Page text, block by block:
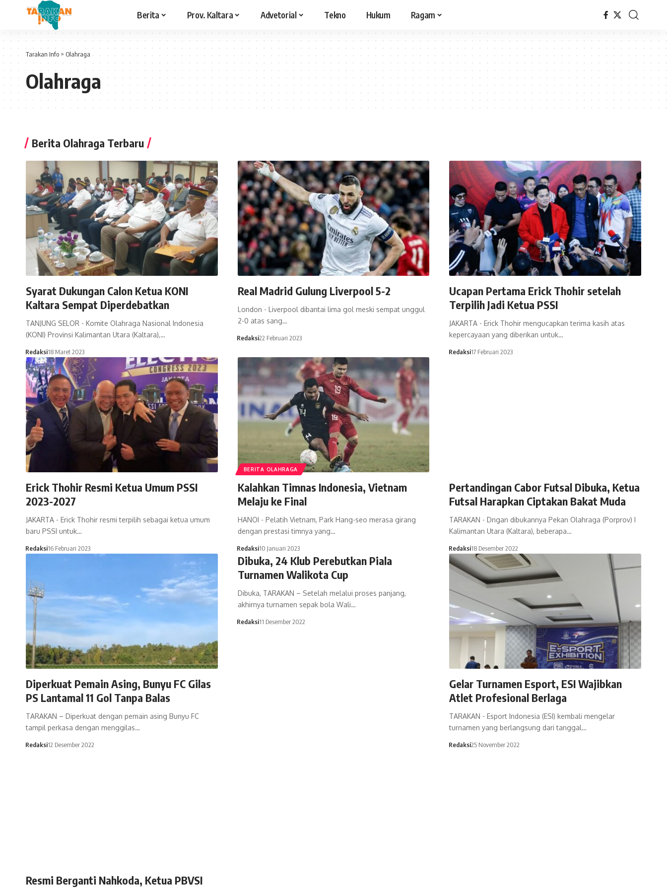
Berita Prov. Kaltara Advetorial Tekno Hukum Ragam
Tarakan Info > Olahraga
Olahraga
Berita Olahraga Terbaru
Syarat Dukungan Calon Ketua KONI
Kaltara Sempat Diperdebatkan
TANJUNG SELOR - Komite Olahraga Nasional Indonesia
(KONI) Provinsi Kalimantan Utara (Kaltara),…
Redaksi18 Maret 2023
Real Madrid Gulung Liverpool 5-2
London - Liverpool dibantai lima gol meski sempat unggul
2-0 atas sang…
Redaksi22 Februari 2023
Ucapan Pertama Erick Thohir setelah
Terpilih Jadi Ketua PSSI
JAKARTA - Erick Thohir mengucapkan terima kasih atas
kepercayaan yang diberikan untuk…
Redaksi17 Februari 2023
Erick Thohir Resmi Ketua Umum PSSI
2023-2027
JAKARTA - Erick Thohir resmi terpilih sebagai ketua umum
baru PSSI untuk…
Redaksi16 Februari 2023
BERITA OLAHRAGA
Kalahkan Timnas Indonesia, Vietnam
Melaju ke Final
HANOI - Pelatih Vietnam, Park Hang-seo merasa girang
dengan prestasi timnya yang…
Redaksi10 Januari 2023
Pertandingan Cabor Futsal Dibuka, Ketua
Futsal Harapkan Ciptakan Bakat Muda
TARAKAN - Dngan dibukannya Pekan Olahraga (Porprov) I
Kalimantan Utara (Kaltara), beberapa…
Redaksi18 Desember 2022
Diperkuat Pemain Asing, Bunyu FC Gilas
PS Lantamal 11 Gol Tanpa Balas
TARAKAN – Diperkuat dengan pemain asing Bunyu FC
tampil perkasa dengan menggilas…
Redaksi12 Desember 2022
Dibuka, 24 Klub Perebutkan Piala
Turnamen Walikota Cup
Dibuka, TARAKAN – Setelah melalui proses panjang,
akhirnya turnamen sepak bola Wali…
Redaksi11 Desember 2022
Gelar Turnamen Esport, ESI Wajibkan
Atlet Profesional Berlaga
TARAKAN - Esport Indonesia (ESI) kembali mengelar
turnamen yang berlangsung dari tanggal…
Redaksi25 November 2022
Resmi Berganti Nahkoda, Ketua PBVSI